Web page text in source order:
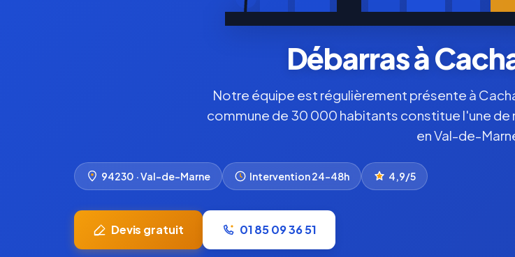
Débarras à
Notre équipe est régulièrement présente à
commune de 30 000 habitants constitue l'une
en Val-de-
94230 · Val-de-Marne Intervention 24–48h 4,9/5
Devis gratuit 01 85 09 36 51